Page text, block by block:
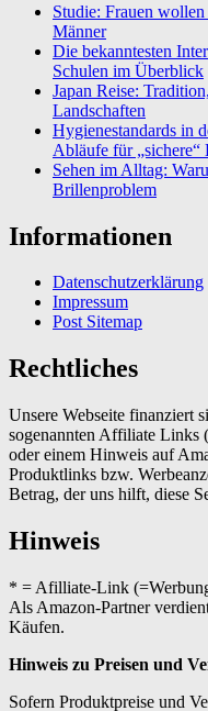
Studie: Frauen
Männer
Die bekanntesten
Schulen im Überblick
Japan Reise:
Landschaften
Hygienestandards in
Abläufe für „sichere“
Sehen im Alltag:
Brillenproblem
Informationen
Datenschutzerklärung
Impressum
Post Sitemap
Rechtliches
Unsere Webseite finanziert
sogenannten Affiliate Links
oder einem Hinweis auf
Produktlinks bzw.
Betrag, der uns hilft, diese
Hinweis
* = Afilliate-Link
Als Amazon-Partner
Käufen.
Hinweis zu Preisen und
Sofern Produktpreise und